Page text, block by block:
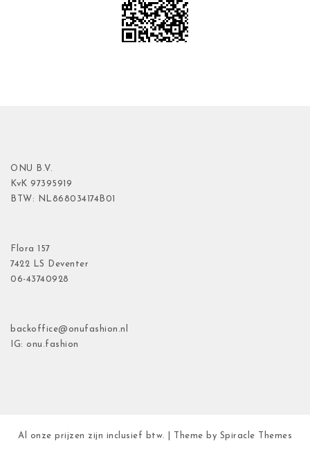
ONU B.V.
KvK 97395919
BTW: NL868034174B01
Flora 157
7422 LS Deventer
06-43740928
backoffice@onufashion.nl
IG: onu.fashion
Al onze prijzen zijn inclusief btw. | Theme by Spiracle Themes